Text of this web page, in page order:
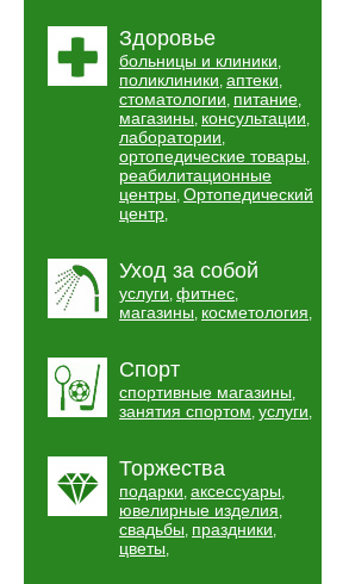
Здоровье
больницы и клиники,
поликлиники, аптеки,
стоматологии, питание,
магазины, консультации,
лаборатории,
ортопедические товары,
реабилитационные
центры, Ортопедический
центр,
Уход за собой
услуги, фитнес,
магазины, косметология,
Спорт
спортивные магазины,
занятия спортом, услуги,
Торжества
подарки, аксессуары,
ювелирные изделия,
свадьбы, праздники,
цветы,